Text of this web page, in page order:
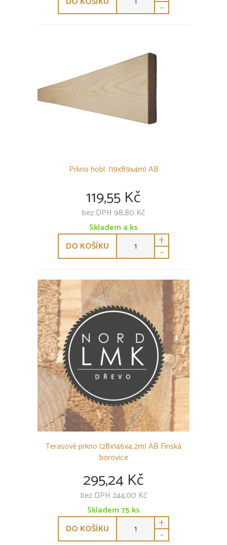
-
Prkno hobl. (19x89x4m) AB
119,55 Kč
bez DPH 98,80 Kč
Skladem4ks
DO KOŠÍKU
+
-
Terasové prkno (28x146x4.2m) AB Finská
borovice
295,24 Kč
bez DPH 244,00 Kč
Skladem75 ks
DO KOŠÍKU
+
-